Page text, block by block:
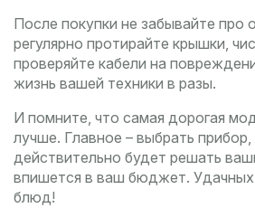
После покупки не забывайте про
регулярно протирайте крышки,
проверяйте кабели на
жизнь вашей техники в разы.
И помните, что самая дорогая
лучше. Главное – выбрать
действительно будет решать
впишется в ваш бюджет. Удачных
блюд!